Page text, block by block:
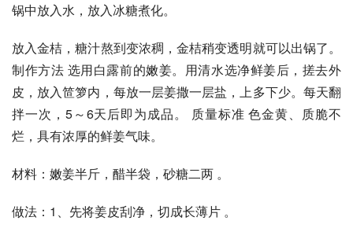
锅中放入水，放入冰糖煮化。
放入金桔，糖汁熬到变浓稠，金桔稍变透明就可以出锅了。
制作方法 选用白露前的嫩姜。用清水选净鲜姜后，搓去外
皮，放入笸箩内，每放一层姜撒一层盐，上多下少。每天翻
拌一次，5～6天后即为成品。 质量标准 色金黄、质脆不
烂，具有浓厚的鲜姜气味。
材料：嫩姜半斤，醋半袋，砂糖二两 。
做法：1、先将姜皮刮净，切成长薄片 。